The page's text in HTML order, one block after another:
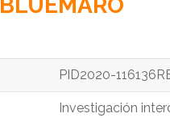
BLUEMARO
PID2020-
Investigación